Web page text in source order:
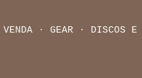
VENDA GEAR DISCOS E